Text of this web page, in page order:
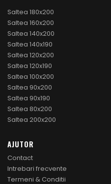
Saltea 180x200
Saltea 160x200
Saltea 140x200
Saltea 140x190
Saltea 120x200
Saltea 120x190
Saltea 100x200
Saltea 90x200
Saltea 90x190
Saltea 80x200
Saltea 200x200
AJUTOR
Contact
Intrebari frecvente
Termeni & Conditii